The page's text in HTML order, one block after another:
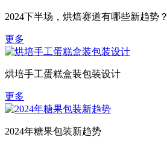
2024下半场，烘焙赛道有哪些新趋势？
更多
烘培手工蛋糕盒装包装设计
更多
2024年糖果包装新趋势